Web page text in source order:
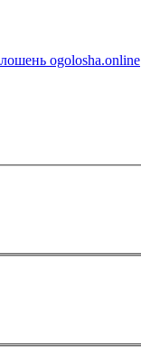
ogolosha.online